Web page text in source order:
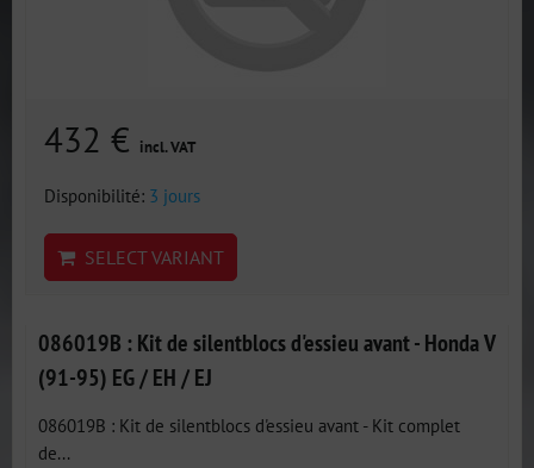
432 € incl. VAT
Disponibilité: 3 jours
SELECT VARIANT
086019B : Kit de silentblocs d'essieu avant - Honda V
(91-95) EG / EH / EJ
086019B : Kit de silentblocs d'essieu avant - Kit complet
de...